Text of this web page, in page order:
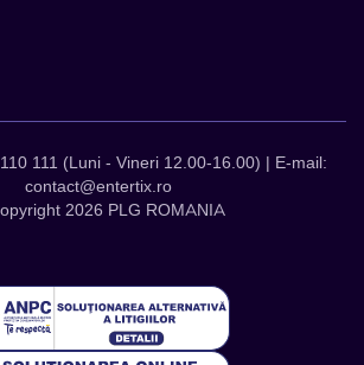
111 (Luni - Vineri 12.00-16.00) | E-mail:
contact@entertix.ro
2026 PLG ROMANIA